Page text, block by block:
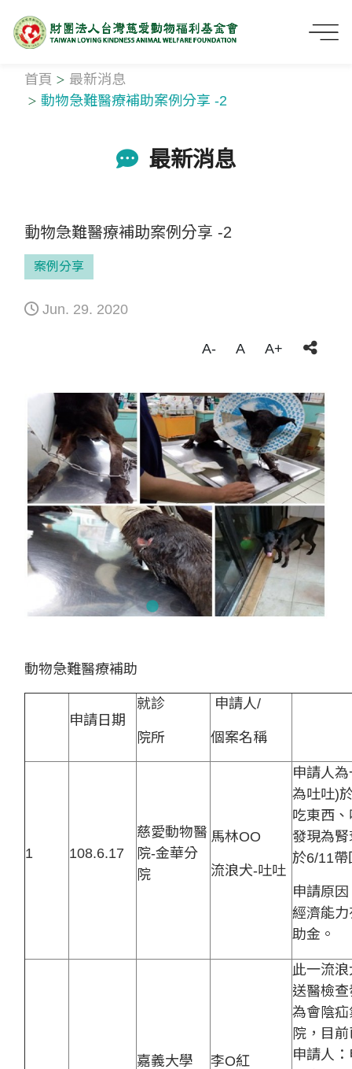
首頁
最新消息
動物急難醫療補助案例分享 -2
最新消息
動物急難醫療補助案例分享 -2
案例分享
Jun. 29. 2020
A- A A+
動物急難醫療補助
申請日期
就診
院所
申請人/
個案名稱
1 108.6.17
慈愛動物醫
院-金華分
院
馬林OO
流浪犬-吐吐
申請人
為吐吐)
吃東西
發現為
於6/11帶
申請原
經濟能
助金。
嘉義大學 李O紅
此一流
送醫檢
為會陰
院，目
申請人